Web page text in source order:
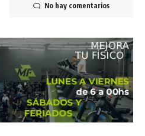
No hay comentarios